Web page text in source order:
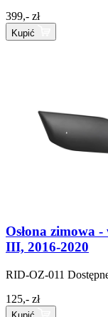
399,- zł
Kupić
Osłona zimowa
III, 2016-2020
RID-OZ-011
125,- zł